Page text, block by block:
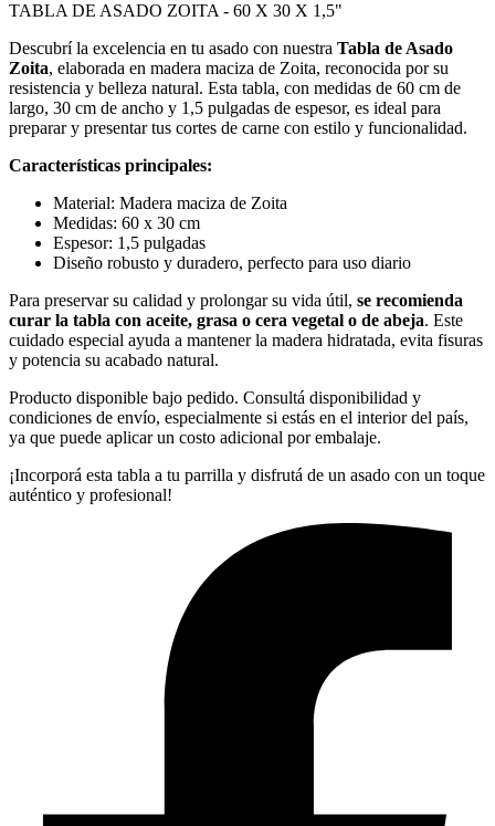
TABLA DE ASADO ZOITA - 60 X 30 X 1,5"
Descubrí la excelencia en tu asado con nuestra Tabla de Asado
Zoita, elaborada en madera maciza de Zoita, reconocida por su
resistencia y belleza natural. Esta tabla, con medidas de 60 cm de
largo, 30 cm de ancho y 1,5 pulgadas de espesor, es ideal para
preparar y presentar tus cortes de carne con estilo y funcionalidad.
Características principales:
Material: Madera maciza de Zoita
Medidas: 60 x 30 cm
Espesor: 1,5 pulgadas
Diseño robusto y duradero, perfecto para uso diario
Para preservar su calidad y prolongar su vida útil, se recomienda
curar la tabla con aceite, grasa o cera vegetal o de abeja. Este
cuidado especial ayuda a mantener la madera hidratada, evita fisuras
y potencia su acabado natural.
Producto disponible bajo pedido. Consultá disponibilidad y
condiciones de envío, especialmente si estás en el interior del país,
ya que puede aplicar un costo adicional por embalaje.
¡Incorporá esta tabla a tu parrilla y disfrutá de un asado con un toque
auténtico y profesional!